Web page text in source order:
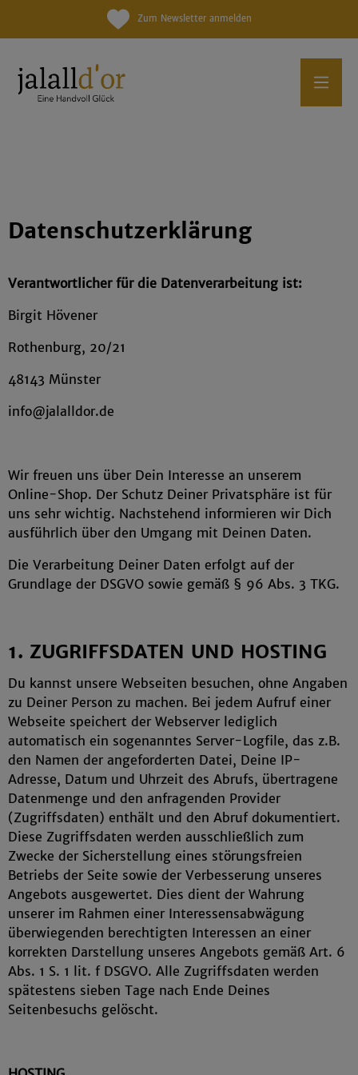
Zum Newsletter anmelden
Datenschutzerklärung
Verantwortlicher für die Datenverarbeitung ist:
Birgit Hövener
Rothenburg, 20/21
48143 Münster
info@jalalldor.de
Wir freuen uns über Dein Interesse an unserem
Online-Shop. Der Schutz Deiner Privatsphäre ist für
uns sehr wichtig. Nachstehend informieren wir Dich
ausführlich über den Umgang mit Deinen Daten.
Die Verarbeitung Deiner Daten erfolgt auf der
Grundlage der DSGVO sowie gemäß § 96 Abs. 3 TKG.
1. ZUGRIFFSDATEN UND HOSTING
Du kannst unsere Webseiten besuchen, ohne Angaben
zu Deiner Person zu machen. Bei jedem Aufruf einer
Webseite speichert der Webserver lediglich
automatisch ein sogenanntes Server-Logfile, das z.B.
den Namen der angeforderten Datei, Deine IP-
Adresse, Datum und Uhrzeit des Abrufs, übertragene
Datenmenge und den anfragenden Provider
(Zugriffsdaten) enthält und den Abruf dokumentiert.
Diese Zugriffsdaten werden ausschließlich zum
Zwecke der Sicherstellung eines störungsfreien
Betriebs der Seite sowie der Verbesserung unseres
Angebots ausgewertet. Dies dient der Wahrung
unserer im Rahmen einer Interessensabwägung
überwiegenden berechtigten Interessen an einer
korrekten Darstellung unseres Angebots gemäß Art. 6
Abs. 1 S. 1 lit. f DSGVO. Alle Zugriffsdaten werden
spätestens sieben Tage nach Ende Deines
Seitenbesuchs gelöscht.